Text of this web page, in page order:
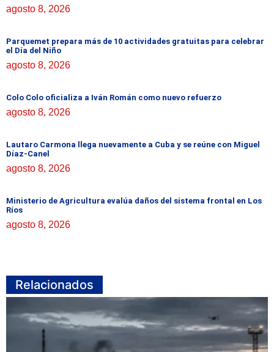
agosto 8, 2026
Parquemet prepara más de 10 actividades gratuitas para celebrar
el Día del Niño
agosto 8, 2026
Colo Colo oficializa a Iván Román como nuevo refuerzo
agosto 8, 2026
Lautaro Carmona llega nuevamente a Cuba y se reúne con Miguel
Díaz-Canel
agosto 8, 2026
Ministerio de Agricultura evalúa daños del sistema frontal en Los
Ríos
agosto 8, 2026
Relacionados